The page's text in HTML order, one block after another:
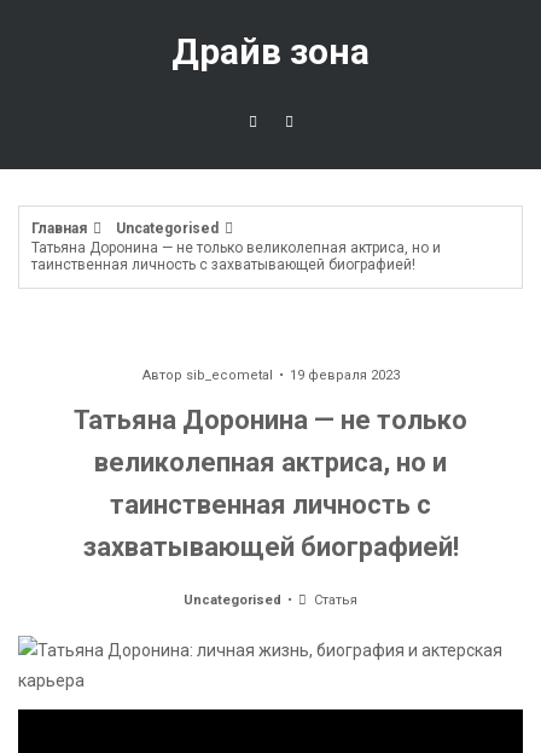
Драйв зона
Главная
Uncategorised
Татьяна Доронина — не только великолепная актриса, но и
таинственная личность с захватывающей биографией!
Автор sib_ecometal 19 февраля 2023
Татьяна Доронина — не только
великолепная актриса, но и
таинственная личность с
захватывающей биографией!
Uncategorised Статья